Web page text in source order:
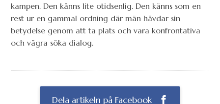
kampen. Den känns lite otidsenlig. Den känns som en
rest ur en gammal ordning där män hävdar sin
betydelse genom att ta plats och vara konfrontativa
och vägra söka dialog.
Dela artikeln på Facebook